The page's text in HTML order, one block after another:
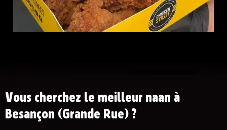
Vous cherchez le meilleur naan à
Besançon (Grande Rue) ?